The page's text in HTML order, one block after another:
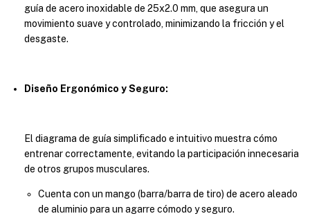
guía de acero inoxidable de 25x2.0 mm, que asegura un
movimiento suave y controlado, minimizando la fricción y el
desgaste.
Diseño Ergonómico y Seguro:
El diagrama de guía simplificado e intuitivo muestra cómo
entrenar correctamente, evitando la participación innecesaria
de otros grupos musculares.
Cuenta con un mango (barra/barra de tiro) de acero aleado
de aluminio para un agarre cómodo y seguro.